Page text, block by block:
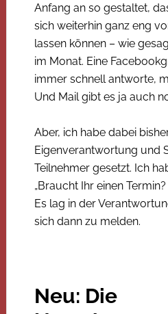
Anfang an so gestaltet,
sich weiterhin ganz eng
lassen können – wie
im Monat. Eine
immer schnell antworte,
Und Mail gibt es ja auch
Aber, ich habe dabei
Eigenverantwortung und
Teilnehmer gesetzt. Ich
„Braucht Ihr einen Termin?
Es lag in der
sich dann zu melden.
Neu: Die